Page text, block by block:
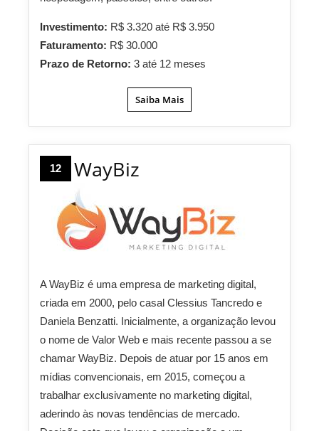
Investimento: R$ 3.320 até R$ 3.950
Faturamento: R$ 30.000
Prazo de Retorno: 3 até 12 meses
Saiba Mais
12 WayBiz
A WayBiz é uma empresa de marketing digital,
criada em 2000, pelo casal Clessius Tancredo e
Daniela Benzatti. Inicialmente, a organização levou
o nome de Valor Web e mais recente passou a se
chamar WayBiz. Depois de atuar por 15 anos em
mídias convencionais, em 2015, começou a
trabalhar exclusivamente no marketing digital,
aderindo às novas tendências de mercado.